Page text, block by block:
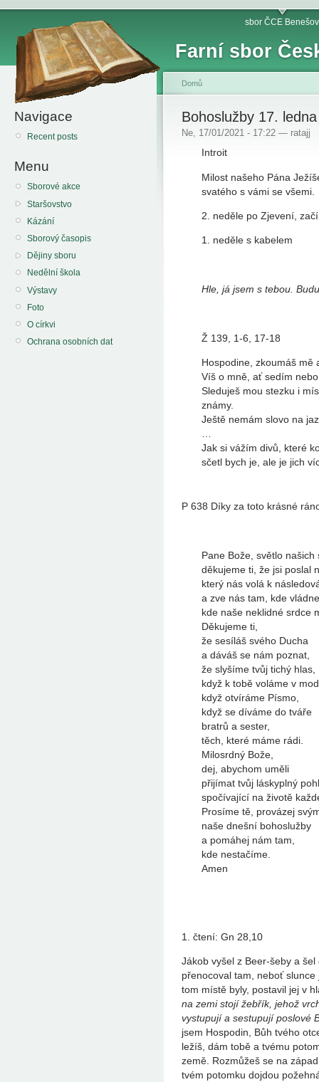
Farní sbor
sbor ČCE Benešov
Navigace
Recent posts
Menu
Sborové akce
Staršovstvo
Kázání
Sborový časopis
Dějiny sboru
Nedělní škola
Výstavy
Foto
O církvi
Ochrana osobních dat
Domů
Bohoslužby 17.
Ne, 17/01/2021 - 17:22 — ratajj
Introit
Milost našeho Pána
svatého s vámi se všemi.
2. neděle po Zjevení,
1. neděle s kabelem
Hle, já jsem s tebou.
Ž 139, 1-6, 17-18
Hospodine, zkoumáš mě
Víš o mně, ať sedím
Sleduješ mou stezku i
známy.
Ještě nemám slovo na
…
Jak si vážím divů, které
sčetl bych je, ale je jich
P 638 Díky za toto krásné
Pane Bože, světlo našich
děkujeme ti, že jsi poslal
který nás volá k
a zve nás tam, kde
kde naše neklidné srdce
Děkujeme ti,
že sesíláš svého Ducha
a dáváš se nám poznat,
že slyšíme tvůj tichý hlas,
když k tobě voláme v
když otvíráme Písmo,
když se díváme do tváře
bratrů a sester,
těch, které máme rádi.
Milosrdný Bože,
dej, abychom uměli
přijímat tvůj láskyplný
spočívající na životě
Prosíme tě, provázej
naše dnešní bohoslužby
a pomáhej nám tam,
kde nestačíme.
Amen
1. čtení: Gn 28,10
Jákob vyšel z Beer-šeby a
přenocoval tam, neboť
tom místě byly, postavil jej v
na zemi stojí žebřík, jehož
vystupují a sestupují poslové
jsem Hospodin, Bůh tvého
ležíš, dám tobě a tvému
země. Rozmůžeš se na
tvém potomku dojdou